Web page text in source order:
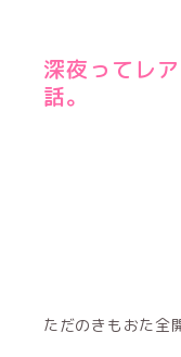
深夜ってレ
話。
ただのきもおた全